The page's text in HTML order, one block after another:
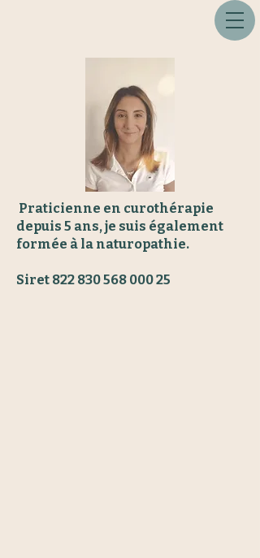
Praticienne en curothérapie
depuis 5 ans, je suis également
formée à la naturopathie.
Siret 822 830 568 000 25